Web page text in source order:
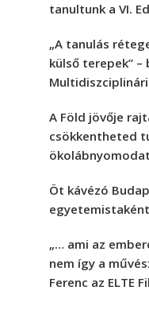
tanultunk a VI.
„A tanulás
külső terepek” –
A Föld jövője
csökkentheted
ökolábnyomodat
Öt kávézó
„… ami az
nem így a
Ferenc az ELTE